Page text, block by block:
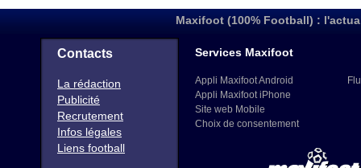
Maxifoot (100% Football) :
Contacts
La rédaction
Publicité
Recrutement
Infos légales
Liens football
Services Maxifoot
Appli Maxifoot Android
Appli Maxifoot iPhone
Site web Mobile
Choix de consentement